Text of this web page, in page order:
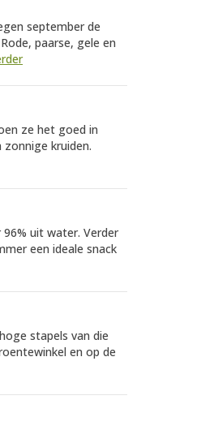
september de
paarse, gele en
ze het goed in
kruiden.
uit water. Verder
een ideale snack
stapels van die
en op de